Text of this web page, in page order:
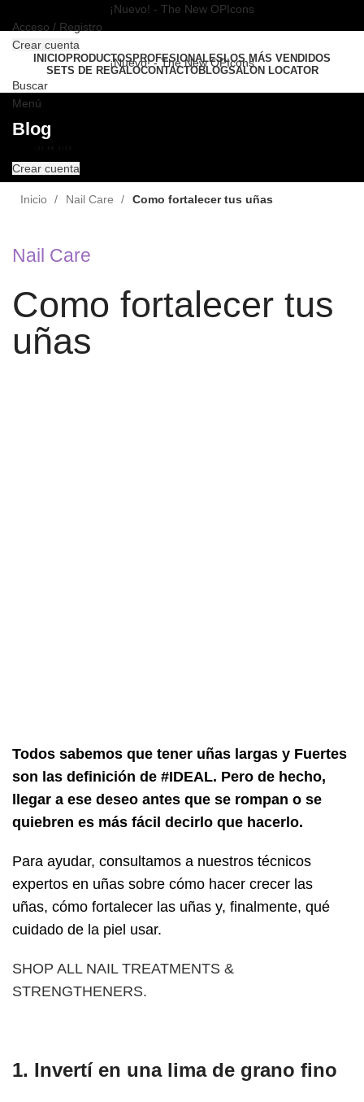
¡Nuevo! - The New OPIcons
Acceso / Registro
Crear cuenta
¡Nuevo! - The New OPIcons
INICIOPRODUCTOSPROFESIONALESLOS MÁS VENDIDOS
SETS DE REGALOCONTACTOBLOGSALON LOCATOR
Buscar
Menú
Crear cuenta
Blog
Inicio Nail Care Como fortalecer tus uñas
Nail Care
Como fortalecer tus
uñas
Todos sabemos que tener uñas largas y Fuertes
son las definición de #IDEAL. Pero de hecho,
llegar a ese deseo antes que se rompan o se
quiebren es más fácil decirlo que hacerlo.
Para ayudar, consultamos a nuestros técnicos
expertos en uñas sobre cómo hacer crecer las
uñas, cómo fortalecer las uñas y, finalmente, qué
cuidado de la piel usar.
SHOP ALL NAIL TREATMENTS &
STRENGTHENERS.
1. Invertí en una lima de grano fino